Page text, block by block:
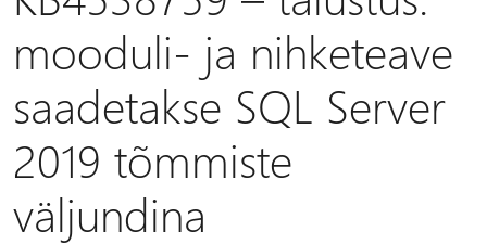
mooduli- ja nihketeave
saadetakse SQL Server
2019 tõmmiste
väljundina